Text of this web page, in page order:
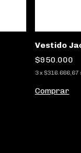
Vestido
$950.000
3x $316.666,67
Comprar